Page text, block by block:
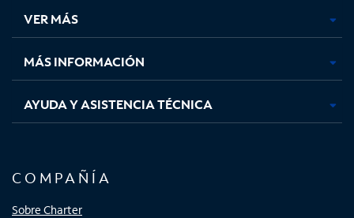
pestaña
nueva
pestaña
nueva
pestaña
nuevanueva
VER MÁS
MÁS INFORMACIÓN
AYUDA Y ASISTENCIA TÉCNICA
COMPAÑÍA
Sobre Charter